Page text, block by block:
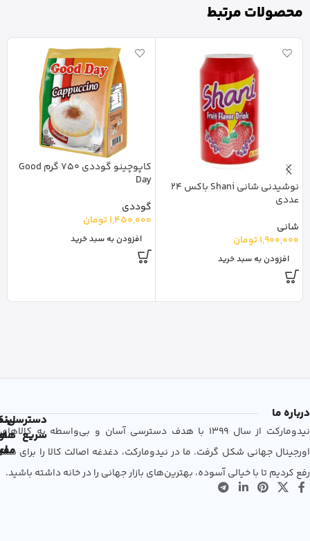
محصولات مرتبط
نوشیدنی شانی Shani باکس 24
عددی
شانی
1,900,000تومان
افزودن به سبد خرید
کاپوچینو گوددی 750 گرم Good
Day
گوددی
1,450,000تومان
افزودن به سبد خرید
درباره ما
نیدومارکت از سال 1399 با هدف دسترسی آسان و بی‌واسطه به کالاهای
اورجینال جهانی شکل گرفت. ما در نیدومارکت، دغدغه اصالت کالا را برای شما
رفع کردیم تا با خیالی آسوده، بهترین‌های بازار جهانی را در خانه داشته باشید.
دسترسی
سریع